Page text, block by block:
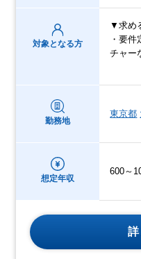
対象となる方
▼求め
・要
チャー
勤務地
東京都
想定年収
600～
詳